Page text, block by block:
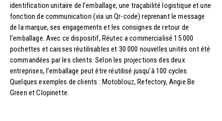
identification unitaire de l’emballage, une traçabilité logistique et une
fonction de communication (via un Qr-code) reprenant le message
de la marque, ses engagements et les consignes de retour de
l’emballage. Avec ce dispositif, Réutec a commercialisé 15 000
pochettes et caisses réutilisables et 30 000 nouvelles unités ont été
commandées par les clients. Selon les projections des deux
entreprises, l’emballage peut être réutilisé jusqu’à 100 cycles.
Quelques exemples de clients : Motoblouz, Refectory, Angie Be
Green et Clopinette.